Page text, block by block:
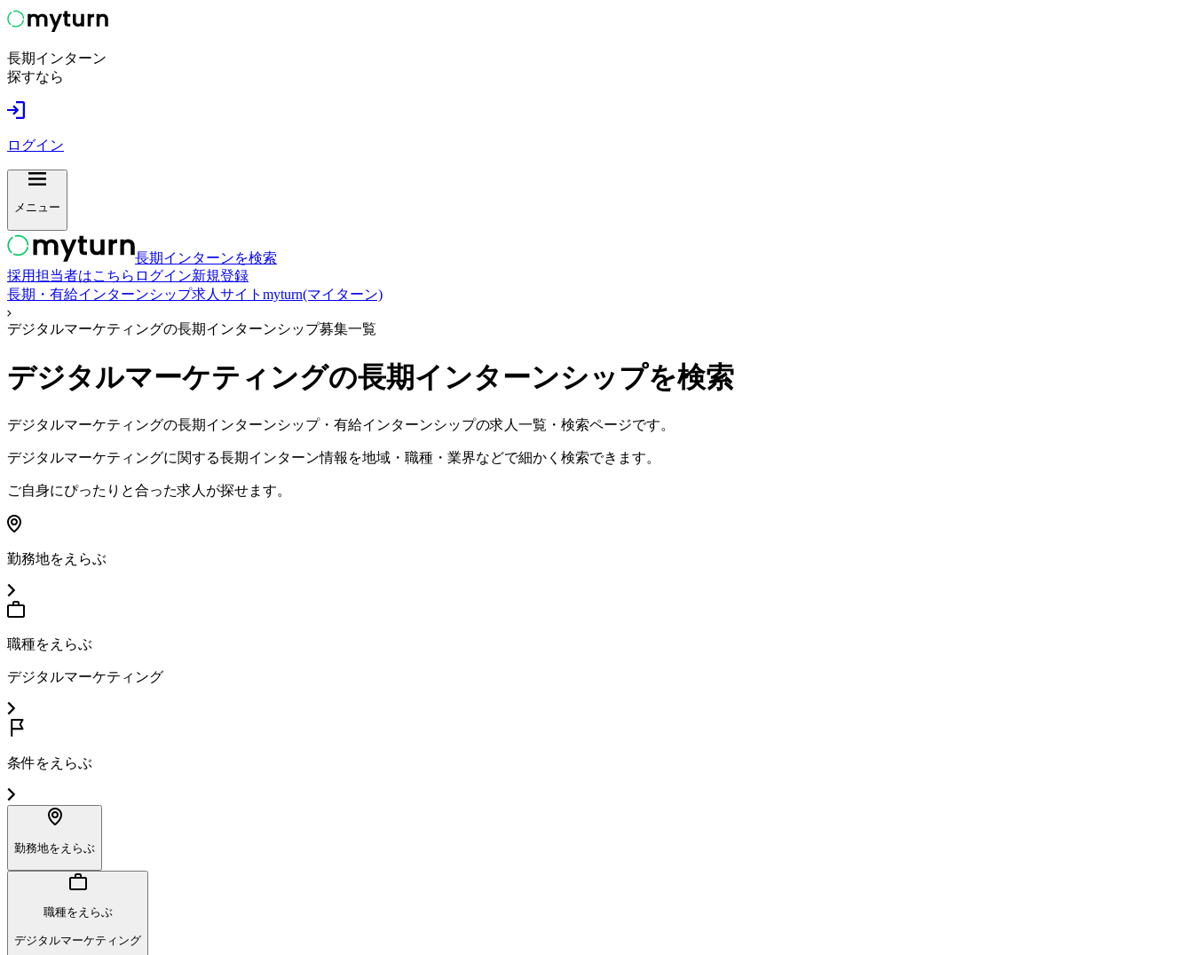
長期インターン
探すなら
ログイン
メニュー
長期インターンを検索
採用担当者はこちら ログイン新規登録
長期・有給インターンシップ求人サイトmyturn(マイターン)
デジタルマーケティングの長期インターンシップ募集一覧
デジタルマーケティングの長期インターンシップを検索
デジタルマーケティングの長期インターンシップ・有給インターンシップの求人一覧・検索ページです。
デジタルマーケティングに関する長期インターン情報を地域・職種・業界などで細かく検索できます。
ご自身にぴったりと合った求人が探せます。
勤務地をえらぶ
職種をえらぶ
デジタルマーケティング
条件をえらぶ
勤務地をえらぶ
職種をえらぶ
デジタルマーケティング